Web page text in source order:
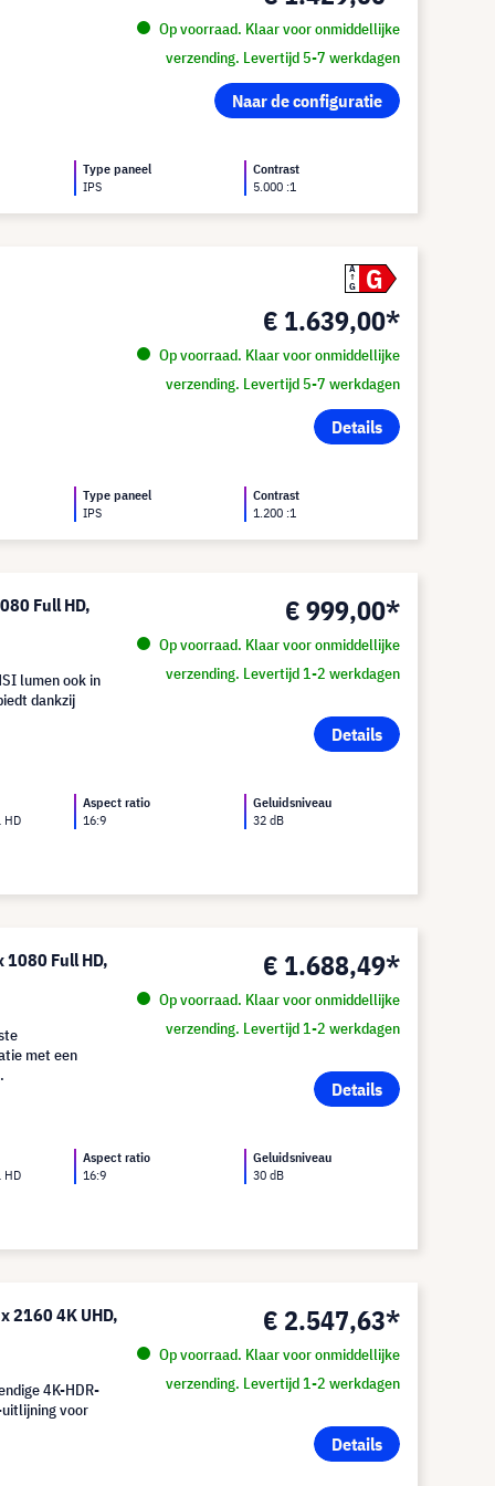
Op voorraad. Klaar voor onmiddellijke
verzending. Levertijd 5-7 werkdagen
Naar de configuratie
Type paneel
IPS
Contrast
5.000 :1
A
G
G
€ 1.639,00*
Op voorraad. Klaar voor onmiddellijke
verzending. Levertijd 5-7 werkdagen
Details
Type paneel
IPS
Contrast
1.200 :1
Full HD, € 999,00*
Op voorraad. Klaar voor onmiddellijke
verzending. Levertijd 1-2 werkdagen
Details
lumen ook in
dankzij
HD
Aspect ratio
16:9
Geluidsniveau
32 dB
1080 Full HD, € 1.688,49*
Op voorraad. Klaar voor onmiddellijke
verzending. Levertijd 1-2 werkdagen
Details
met een
HD
Aspect ratio
16:9
Geluidsniveau
30 dB
2160 4K UHD, € 2.547,63*
Op voorraad. Klaar voor onmiddellijke
verzending. Levertijd 1-2 werkdagen
Details
4K-HDR-
voor